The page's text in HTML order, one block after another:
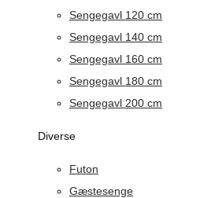
Sengegavl 120 cm
Sengegavl 140 cm
Sengegavl 160 cm
Sengegavl 180 cm
Sengegavl 200 cm
Diverse
Futon
Gæstesenge